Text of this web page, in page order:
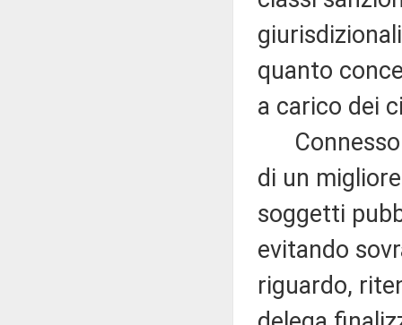
quanto
a carico dei
Connesso
di un
soggetti
evitando
riguardo,